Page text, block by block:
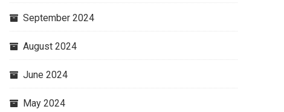
September 2024
August 2024
June 2024
May 2024